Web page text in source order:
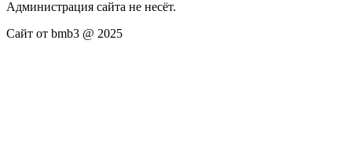
Администрация сайта не несёт.
Сайт от bmb3 @ 2025